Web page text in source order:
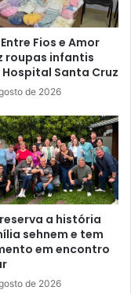
Fios e Amor
roupas infantis
Santa Cruz
de 2026
a história
sehnem e tem
em encontro
de 2026